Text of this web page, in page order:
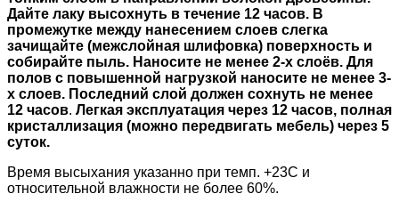
Дайте лаку высохнуть в течение 12 часов. В
промежутке между нанесением слоев слегка
зачищайте (межслойная шлифовка) поверхность и
собирайте пыль. Наносите не менее 2-х слоёв. Для
полов с повышенной нагрузкой наносите не менее 3-
х слоев. Последний слой должен сохнуть не менее
12 часов. Легкая эксплуатация через 12 часов, полная
кристаллизация (можно передвигать мебель) через 5
суток.
Время высыхания указанно при темп. +23С и
относительной влажности не более 60%.